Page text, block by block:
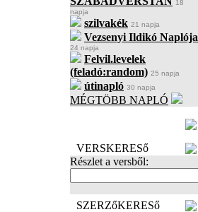
18
napja
szilvakék 21 napja
Vezsenyi Ildikó Naplója
24 napja
Felvil.levelek
(feladó:random) 25 napja
útinapló 30 napja
MÉGTÖBB NAPLÓ
VERSKERESő
Részlet a versből:
SZERZőKERESő